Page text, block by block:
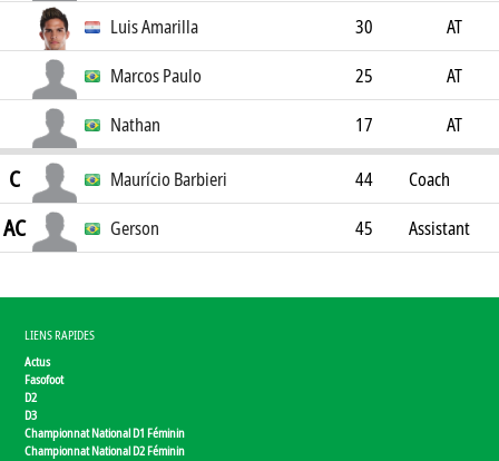
Luis Amarilla
30
AT
Marcos Paulo
25
AT
Nathan
17 AT
C Maurício Barbieri 44 Coach
AC Gerson 45
Assistant
LIENS RAPIDES
Actus
Fasofoot
D2
D3
Championnat National D1 Féminin
Championnat National D2 Féminin